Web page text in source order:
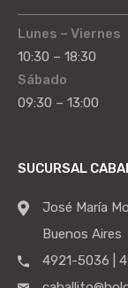
Lunes – Viernes
10:30 – 18:30
Sábado
09:30 – 13:00
SUCURSAL
José María
Buenos Aires
4921-5036 |